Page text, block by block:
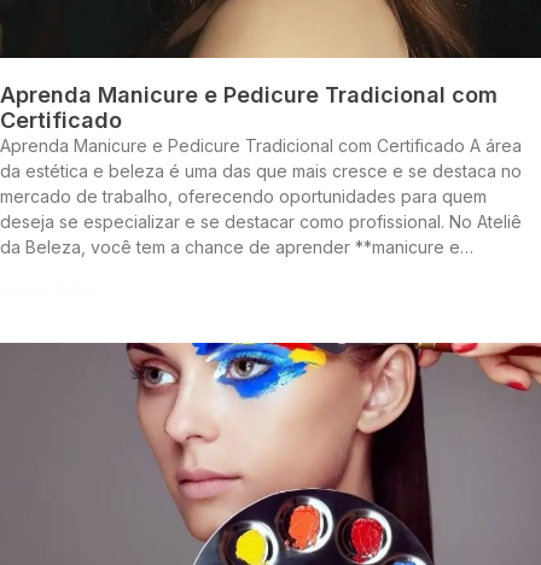
Aprenda Manicure e Pedicure Tradicional com
Certificado
Aprenda Manicure e Pedicure Tradicional com Certificado A área
da estética e beleza é uma das que mais cresce e se destaca no
mercado de trabalho, oferecendo oportunidades para quem
deseja se especializar e se destacar como profissional. No Ateliê
da Beleza, você tem a chance de aprender **manicure e…